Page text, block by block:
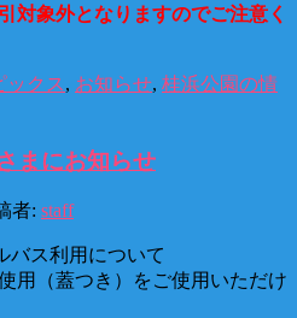
対象外となりますのでご注意く
ックス, お知らせ, 桂浜公園の情
まにお知らせ
者: staff
バス利用について
用（蓋つき）をご使用いただけ